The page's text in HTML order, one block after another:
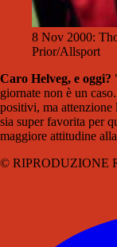
8 Nov 2000:
Prior/Allsport
Caro Helveg, e oggi?
giornate non è un
positivi, ma
sia super favorita per
maggiore attitudine
© RIPRODUZIONE